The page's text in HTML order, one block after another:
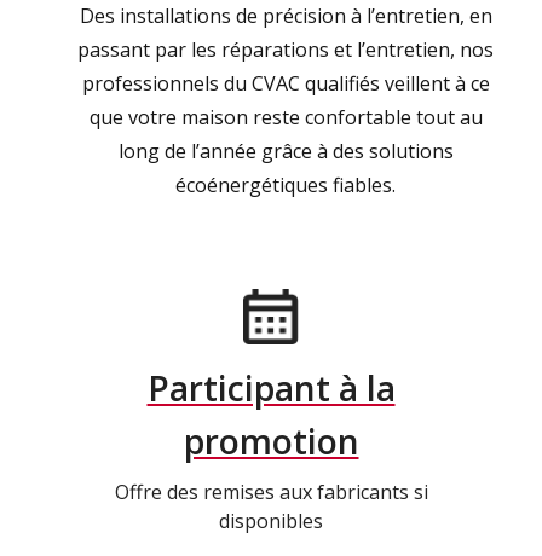
Des installations de précision à l’entretien, en
passant par les réparations et l’entretien, nos
professionnels du CVAC qualifiés veillent à ce
que votre maison reste confortable tout au
long de l’année grâce à des solutions
écoénergétiques fiables.
Participant à la
promotion
Offre des remises aux fabricants si
disponibles